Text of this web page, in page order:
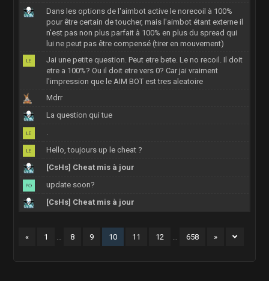
Dans les options de l'aimbot active le norecoil à 100%
pour être certain de toucher, mais l'aimbot étant externe il
n'est pas non plus parfait à 100% en plus du spread qui
lui ne peut pas être compensé (tirer en mouvement)
Jai une petite question. Peut etre bete. Le no recoil. Il doit
etre a 100%? Ou il doit etre vers 0? Car jai vraiment
l'impression que le AIM BOT est tres aleatoire
Mdrr
La question qui tue
.
Hello, toujours up le cheat ?
[CsHs] Cheat mis à jour
update soon?
[CsHs] Cheat mis à jour
« 1 … 8 9 10 11 12 … 658 »